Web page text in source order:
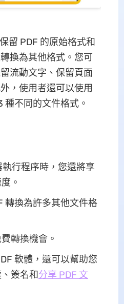
留 PDF 的原始格式和
換為其他格式。您可
流動文字、保留頁面
，使用者還可以使用
種不同的文件格式。
行程序時，您還將享
。
轉換為許多其他文件格
轉換機會。
軟體，還可以幫助您
簽名和分享 PDF 文